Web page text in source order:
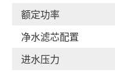
额定功率
净水滤芯配置
进水压力